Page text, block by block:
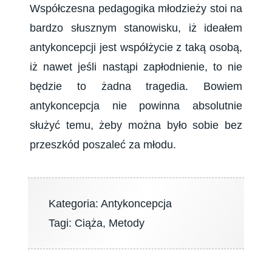
Współczesna pedagogika młodzieży stoi na
bardzo słusznym stanowisku, iż ideałem
antykoncepcji jest współżycie z taką osobą,
iż nawet jeśli nastąpi zapłodnienie, to nie
będzie to żadna tragedia. Bowiem
antykoncepcja nie powinna absolutnie
służyć temu, żeby można było sobie bez
przeszkód poszaleć za młodu.
Kategoria: Antykoncepcja
Tagi: Ciąża, Metody